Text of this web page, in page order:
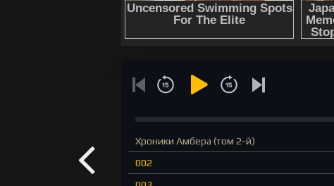
Хроники Амбера (том 2-й)
002